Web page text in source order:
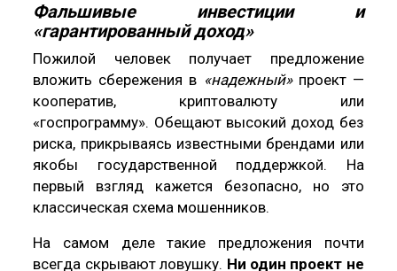
Фальшивые инвестиции и
«гарантированный доход»
Пожилой человек получает предложение
вложить сбережения в «надежный»проект —
кооператив, криптовалюту или
«госпрограмму». Обещают высокий доход без
риска, прикрываясь известными брендами или
якобы государственной поддержкой. На
первый взгляд кажется безопасно, но это
классическая схема мошенников.
На самом деле такие предложения почти
всегда скрывают ловушку. Ни один проект не